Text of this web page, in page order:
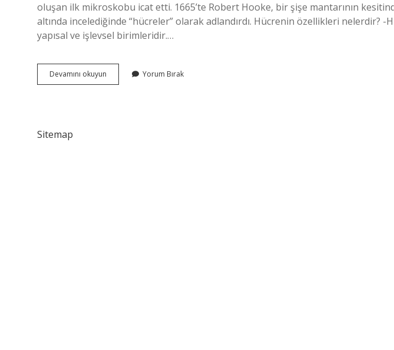
oluşan ilk mikroskobu icat etti. 1665’te Robert Hooke, bir şişe mantarının
altında incelediğinde “hücreler” olarak adlandırdı. Hücrenin özellikleri nelerdir? -
yapısal ve işlevsel birimleridir.…
Devamını okuyun
Tek
Yorum Bırak
Sitemap